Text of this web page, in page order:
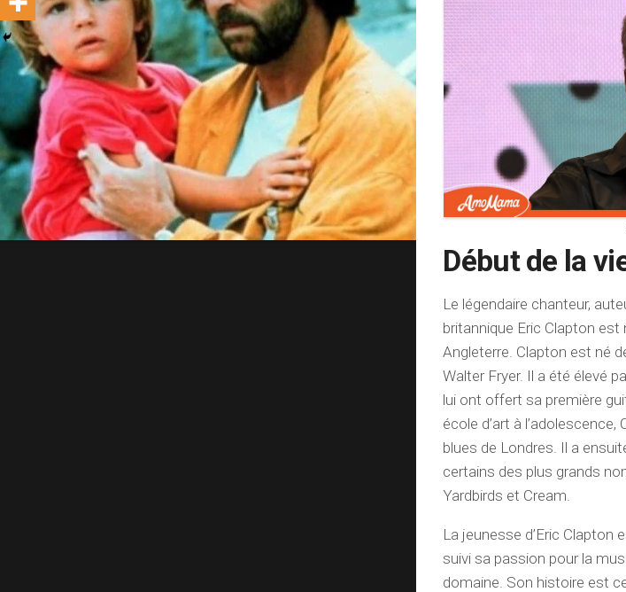
Début de la
Le légendaire chanteur,
britannique Eric Clapton est
Angleterre. Clapton est né
Walter Fryer. Il a été élevé
lui ont offert sa première
école d’art à
blues de Londres. Il a
certains des plus grands
Yardbirds et Cream.
La jeunesse d’Eric Clapton
suivi sa passion pour la
domaine. Son histoire est